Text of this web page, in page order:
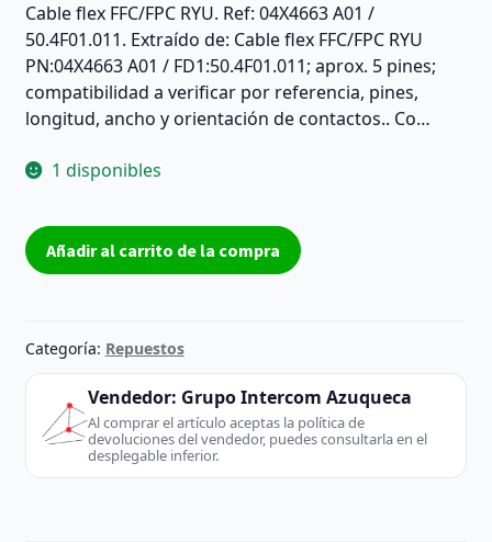
Cable flex FFC/FPC RYU. Ref: 04X4663 A01 /
50.4F01.011. Extraído de: Cable flex FFC/FPC RYU
PN:04X4663 A01 / FD1:50.4F01.011; aprox. 5 pines;
compatibilidad a verificar por referencia, pines,
longitud, ancho y orientación de contactos.. Co…
1 disponibles
Cable
flex
04X4663
A01
50.4F01.011
pines
aprox.
Añadir al carrito de la compra
Categoría: Repuestos
Vendedor: Grupo Intercom Azuqueca
Al comprar el artículo aceptas la política de
devoluciones del vendedor, puedes consultarla en el
desplegable inferior.